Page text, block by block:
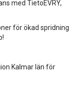
med TietoEVRY,
för ökad spridning
Kalmar län för